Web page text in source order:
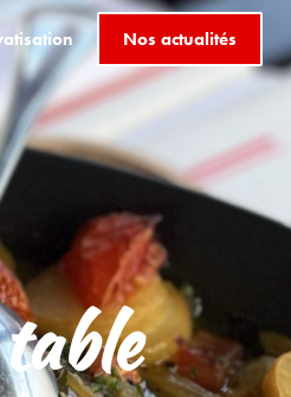
Nos actualités